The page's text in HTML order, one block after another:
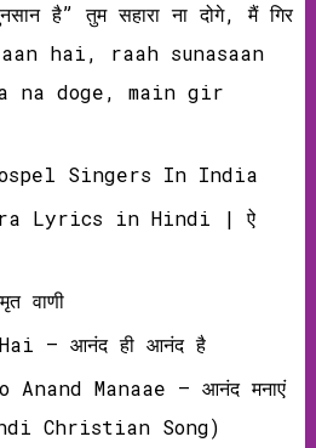
है” तुम सहारा ना दोगे, मैं गिर
hai, raah sunasaan
na doge, main gir
Singers In India
Lyrics in Hindi | ऐ
वाणी
– आनंद ही आनंद है
Anand Manaae – आनंद मनाएं
Christian Song)